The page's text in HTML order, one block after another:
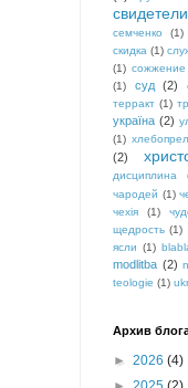
свидетели
семченко
(1)
скидка (1)
(1) сожжение
(1)
суд (2)
терракт (1)
україна (2)
(1)
(2)
дисциплина
чародей (1)
чехія (1)
щедрость (1)
ясли (1)
modlitba (2)
teologie (1)
Архив
► 2026 (4)